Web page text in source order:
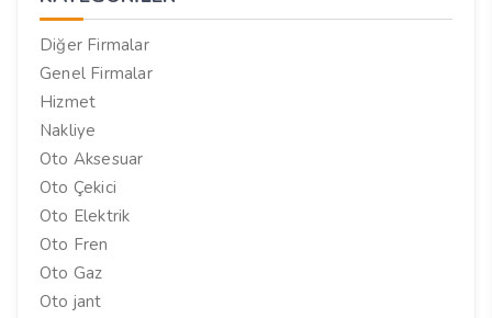
Diğer Firmalar
Genel Firmalar
Hizmet
Nakliye
Oto Aksesuar
Oto Çekici
Oto Elektrik
Oto Fren
Oto Gaz
Oto jant